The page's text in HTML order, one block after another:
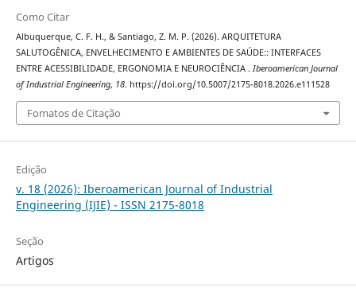
Como Citar
Albuquerque, C. F. H., & Santiago, Z. M. P. (2026). ARQUITETURA
SALUTOGÊNICA, ENVELHECIMENTO E AMBIENTES DE SAÚDE:: INTERFACES
ENTRE ACESSIBILIDADE, ERGONOMIA E NEUROCIÊNCIA . Iberoamerican Journal
of Industrial Engineering, 18. https://doi.org/10.5007/2175-8018.2026.e111528
Fomatos de Citação
Edição
v. 18 (2026): Iberoamerican Journal of Industrial
Engineering (IJIE) - ISSN 2175-8018
Seção
Artigos